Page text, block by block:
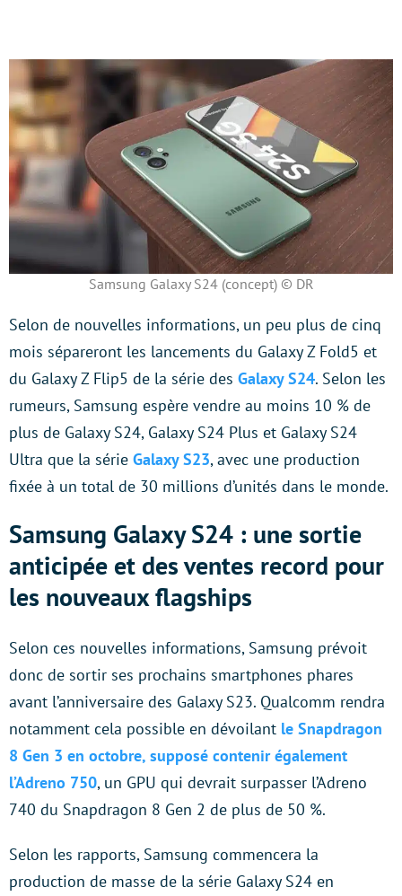
Samsung Galaxy S24 (concept) © DR
Selon de nouvelles informations, un peu plus de cinq
mois sépareront les lancements du Galaxy Z Fold5 et
du Galaxy Z Flip5 de la série des Galaxy S24. Selon les
rumeurs, Samsung espère vendre au moins 10 % de
plus de Galaxy S24, Galaxy S24 Plus et Galaxy S24
Ultra que la série Galaxy S23, avec une production
fixée à un total de 30 millions d’unités dans le monde.
Samsung Galaxy S24 : une sortie
anticipée et des ventes record pour
les nouveaux flagships
Selon ces nouvelles informations, Samsung prévoit
donc de sortir ses prochains smartphones phares
avant l’anniversaire des Galaxy S23. Qualcomm rendra
notamment cela possible en dévoilant le Snapdragon
8 Gen 3 en octobre, supposé contenir également
l’Adreno 750, un GPU qui devrait surpasser l’Adreno
740 du Snapdragon 8 Gen 2 de plus de 50 %.
Selon les rapports, Samsung commencera la
production de masse de la série Galaxy S24 en